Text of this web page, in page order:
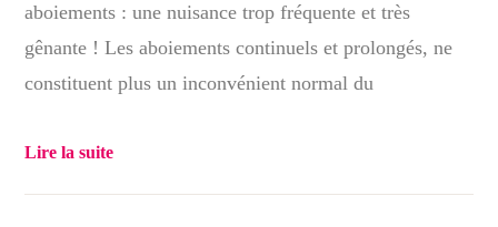
aboiements : une nuisance trop fréquente et très
gênante ! Les aboiements continuels et prolongés, ne
constituent plus un inconvénient normal du
Lire la suite